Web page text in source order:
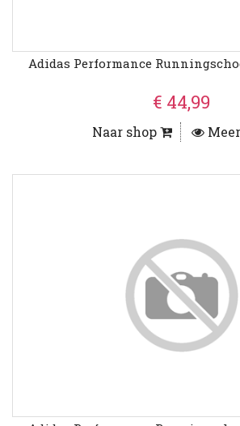
Adidas Performance
€ 44,99
Naar shop